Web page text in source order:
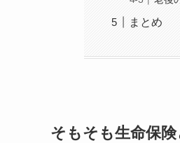
まとめ
そもそも生命保険